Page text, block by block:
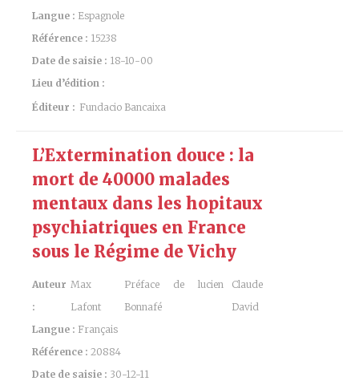
Langue : Espagnole
Référence : 15238
Date de saisie : 18-10-00
Lieu d’édition :
Éditeur : Fundacio Bancaixa
L’Extermination douce : la
mort de 40000 malades
mentaux dans les hopitaux
psychiatriques en France
sous le Régime de Vichy
Auteur
:
Max
Lafont
Préface de lucien
Bonnafé
Claude
David
Langue : Français
Référence : 20884
Date de saisie : 30-12-11